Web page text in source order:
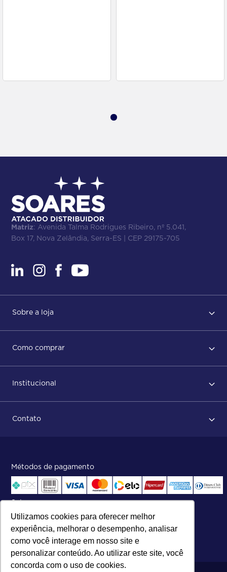
Utilizamos cookies para oferecer melhor
experiência, melhorar o desempenho, analisar
como você interage em nosso site e
personalizar conteúdo. Ao utilizar este site, você
concorda com o uso de cookies.
Matriz: Avenida Talma Rodrigues Ribeiro, nº 5.041,
Box 17, Nova Zelândia, Serra-ES | CEP 29175-705
Sobre a loja
Política de privacidade
Como comprar
Após conclusão do pedido
Status do pedido e acompanhamento da entrega
Institucional
ISO
Contato
Central de atendimento:
Telefone:(27) 2121-9000
Segunda a Sexta das 8h às 17h30
Métodos de pagamento
Selos